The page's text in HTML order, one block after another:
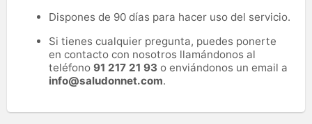
Dispones de 90 días para hacer uso del servicio.
Si tienes cualquier pregunta, puedes ponerte
en contacto con nosotros llamándonos al
teléfono 91 217 21 93 o enviándonos un email a
info@saludonnet.com.